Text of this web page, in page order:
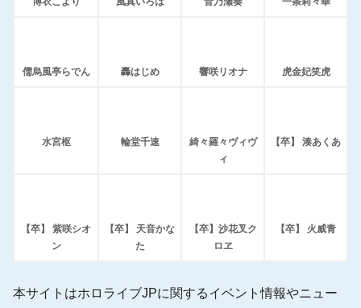
儒烏風亭らでん 轟はじめ 響咲リオナ 虎金妃笑虎
水宮枢 輪堂千速
綺々羅々ヴィヴ
ィ
【卒】 湊あくあ
【卒】 紫咲シオ
ン
【卒】 天音かな
た
【卒】沙花叉ク
ロヱ
【卒】 火威青
本サイトはホロライブJPに関するイベント情報やニュー